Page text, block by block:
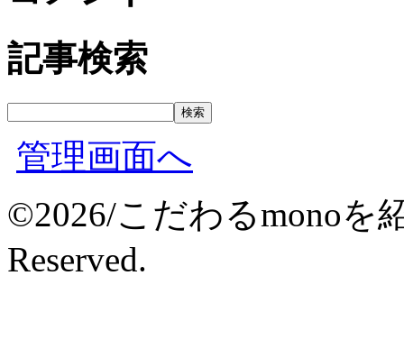
記事検索
管理画面へ
©2026/こだわるmonoを
Reserved.